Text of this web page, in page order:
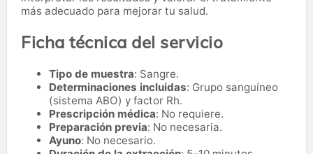
más adecuado para mejorar tu salud.
Ficha técnica del servicio
Tipo de muestra: Sangre.
Determinaciones incluidas: Grupo sanguíneo
(sistema ABO) y factor Rh.
Prescripción médica: No requiere.
Preparación previa: No necesaria.
Ayuno: No necesario.